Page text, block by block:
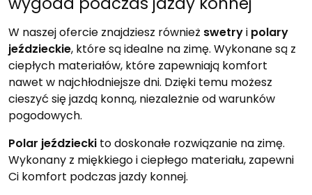
W naszej ofercie znajdziesz również swetryi polary
jeździeckie, które są idealne na zimę. Wykonane są z
ciepłych materiałów, które zapewniają komfort
nawet w najchłodniejsze dni. Dzięki temu możesz
cieszyć się jazdą konną, niezależnie od warunków
pogodowych.
Polar jeździecki to doskonałe rozwiązanie na zimę.
Wykonany z miękkiego i ciepłego materiału, zapewni
Ci komfort podczas jazdy konnej.